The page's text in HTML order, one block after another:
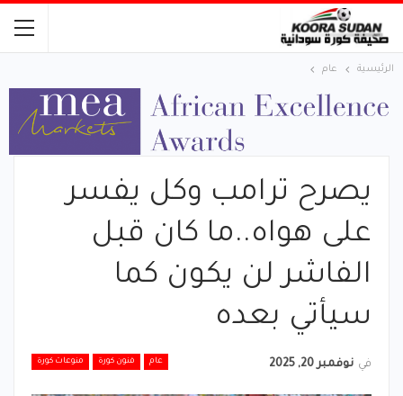
الرئيسية عام
يصرح ترامب وكل يفسر
على هواه..ما كان قبل
الفاشر لن يكون كما
سيأتي بعده
عام فنون كورة منوعات كورة في نوفمبر 20, 2025